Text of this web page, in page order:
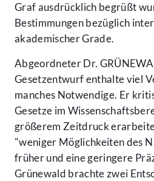
Graf ausdrücklich begrüßt
Bestimmungen bezüglich
akademischer Grade.
Abgeordneter Dr.
Gesetzentwurf enthalte viel
manches Notwendige. Er
Gesetze im
größerem Zeitdruck
"weniger Möglichkeiten des
früher und eine geringere
Grünewald brachte zwei